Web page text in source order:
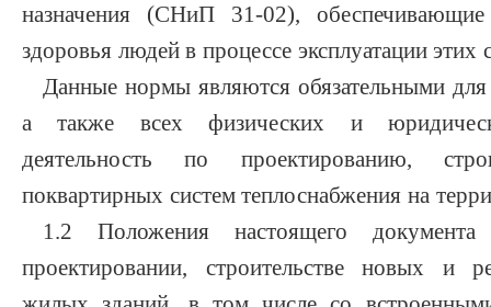
назначения (СНиП 31-02),
здоровья людей в процессе эксплуатации этих
Данные нормы являются обязательными для
а также всех физических и
деятельность по проектированию,
поквартирных систем теплоснабжения на
1.2 Положения настоящего
проектировании, строительстве новых и